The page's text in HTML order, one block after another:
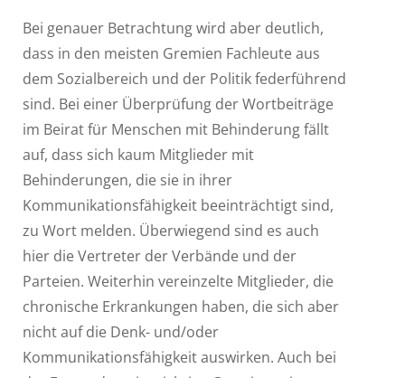
Bei genauer Betrachtung wird aber deutlich,
dass in den meisten Gremien Fachleute aus
dem Sozialbereich und der Politik federführend
sind. Bei einer Überprüfung der Wortbeiträge
im Beirat für Menschen mit Behinderung fällt
auf, dass sich kaum Mitglieder mit
Behinderungen, die sie in ihrer
Kommunikationsfähigkeit beeinträchtigt sind,
zu Wort melden. Überwiegend sind es auch
hier die Vertreter der Verbände und der
Parteien. Weiterhin vereinzelte Mitglieder, die
chronische Erkrankungen haben, die sich aber
nicht auf die Denk- und/oder
Kommunikationsfähigkeit auswirken. Auch bei